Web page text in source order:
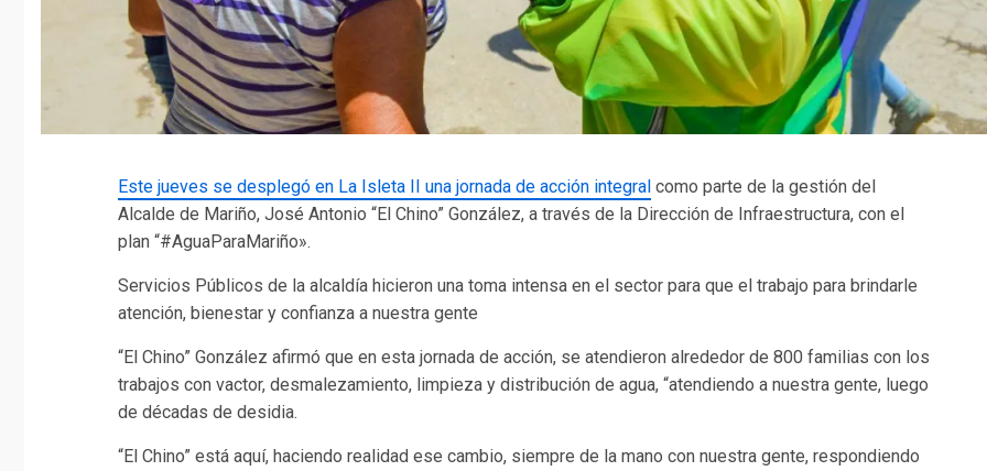
Este jueves se desplegó en La Isleta II una jornada de acción integral como parte de la gestión del
Alcalde de Mariño, José Antonio “El Chino” González, a través de la Dirección de Infraestructura, con el
plan “#AguaParaMariño».
Servicios Públicos de la alcaldía hicieron una toma intensa en el sector para que el trabajo para brindarle
atención, bienestar y confianza a nuestra gente
“El Chino” González afirmó que en esta jornada de acción, se atendieron alrededor de 800 familias con los
trabajos con vactor, desmalezamiento, limpieza y distribución de agua, “atendiendo a nuestra gente, luego
de décadas de desidia.
“El Chino” está aquí, haciendo realidad ese cambio, siempre de la mano con nuestra gente, respondiendo